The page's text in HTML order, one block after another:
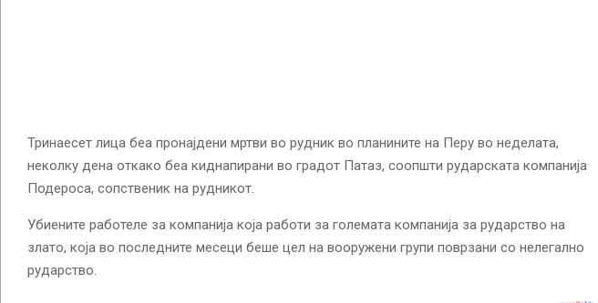
Тринаесет лица беа пронајдени мртви во рудник во планините на Перу во неделата,
неколку дена откако беа киднапирани во градот Патаз, соопшти рударската компанија
Подероса, сопственик на рудникот.
Убиените работеле за компанија која работи за големата компанија за рударство на
злато, која во последните месеци беше цел на вооружени групи поврзани со нелегално
рударство.